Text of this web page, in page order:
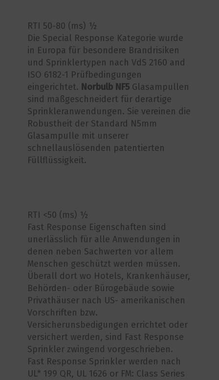
RTI 50-80 (ms) ½
Die Special Response Kategorie wurde
in Europa für besondere Brandrisiken
und Sprinklertypen nach VdS 2160 and
ISO 6182-1 Prüfbedingungen
eingerichtet. Norbulb NF5 Glasampullen
sind maßgeschneidert für derartige
Sprinkleranwendungen. Sie vereinen die
Robustheit der Standard N5mm
Glasampulle mit unserer
schnellauslösenden patentierten
Füllflüssigkeit.
RTI <50 (ms) ½
Fast Response Eigenschaften sind
unerlässlich für alle Anwendungen in
denen neben Sachwerten vor allem
Menschen geschützt werden müssen.
Überall dort wo Hotels, Krankenhäuser,
Behörden- oder Bürogebäude sowie
Privathäuser nach US- amerikanischen
Vorschriften bzw.
Versicherunsbedigungen errichtet oder
versichert werden, sind Fast Response
Sprinkler zwingend vorgeschrieben.
Fast Response Sprinkler werden nach
UL* 199 QR, UL 1626 or FM: Class Series